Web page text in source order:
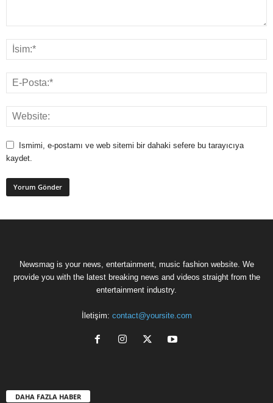
Ismimi, e-postamı ve web sitemi bir dahaki sefere bu tarayıcıya
kaydet.
Newsmag is your news, entertainment, music fashion website. We
provide you with the latest breaking news and videos straight from the
entertainment industry.
İletişim: contact@yoursite.com
DAHA FAZLA HABER